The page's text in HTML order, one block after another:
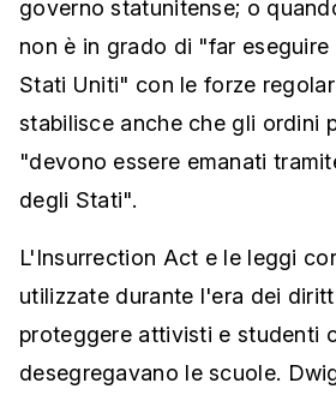
governo statunitense; o
non è in grado di "far eseguire
Stati Uniti" con le forze
stabilisce anche che gli ordini
"devono essere emanati
degli Stati".
L'Insurrection Act e le leggi
utilizzate durante l'era dei
proteggere attivisti e studenti
desegregavano le scuole.